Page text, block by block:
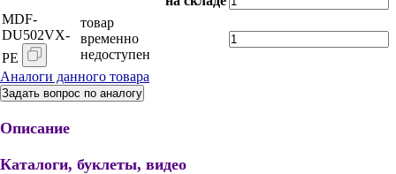
MDF-
DU502VX-
PE
товар
временно
недоступен
Аналоги данного товара
Задать вопрос по аналогу
Описание
Каталоги, буклеты, видео